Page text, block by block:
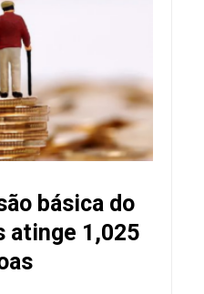
básica do
atinge 1,025